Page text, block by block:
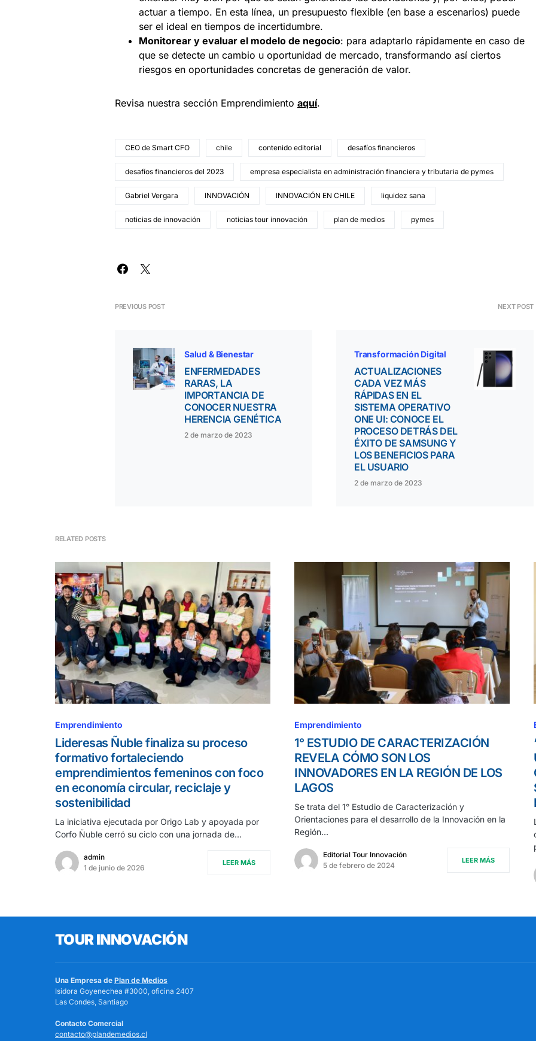
actuar a tiempo. En esta línea, un presupuesto flexible (en base a escenarios) puede
ser el ideal en tiempos de incertidumbre.
Monitorear y evaluar el modelo de negocio: para adaptarlo rápidamente en caso de
que se detecte un cambio u oportunidad de mercado, transformando así ciertos
riesgos en oportunidades concretas de generación de valor.
Revisa nuestra sección Emprendimiento aquí.
CEO de Smart CFO chile contenido editorial desafíos financieros
desafíos financieros del 2023 empresa especialista en administración financiera y tributaria de pymes
Gabriel Vergara INNOVACIÓN INNOVACIÓN EN CHILE liquidez sana
noticias de innovación noticias tour innovación plan de medios pymes
PREVIOUS POST
Salud & Bienestar
ENFERMEDADES
RARAS, LA
IMPORTANCIA DE
CONOCER NUESTRA
HERENCIA GENÉTICA
2 de marzo de 2023
NEXT POST
Transformación Digital
ACTUALIZACIONES
CADA VEZ MÁS
RÁPIDAS EN EL
SISTEMA OPERATIVO
ONE UI: CONOCE EL
PROCESO DETRÁS DEL
ÉXITO DE SAMSUNG Y
LOS BENEFICIOS PARA
EL USUARIO
2 de marzo de 2023
RELATED POSTS
Emprendimiento
Lideresas Ñuble finaliza su proceso
formativo fortaleciendo
emprendimientos femeninos con foco
en economía circular, reciclaje y
sostenibilidad
La iniciativa ejecutada por Origo Lab y apoyada por
Corfo Ñuble cerró su ciclo con una jornada de…
admin
1 de junio de 2026
LEER MÁS
Emprendimiento
1° ESTUDIO DE CARACTERIZACIÓN
REVELA CÓMO SON LOS
INNOVADORES EN LA REGIÓN DE LOS
LAGOS
Se trata del 1° Estudio de Caracterización y
Orientaciones para el desarrollo de la Innovación en la
Región…
Editorial Tour Innovación
5 de febrero de 2024
LEER MÁS
TOUR INNOVACIÓN
Una Empresa de Plan de Medios
Isidora Goyenechea #3000, oficina 2407
Las Condes, Santiago
Contacto Comercial
contacto@plandemedios.cl